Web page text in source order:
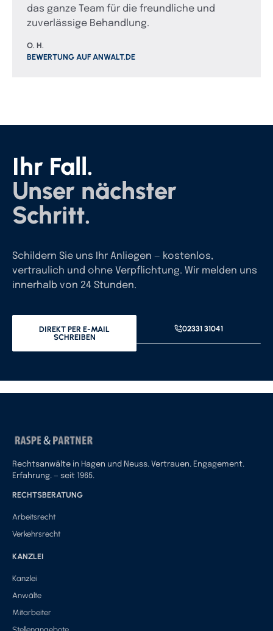
das ganze Team für die freundliche und
zuverlässige Behandlung.
O. H.
BEWERTUNG AUF ANWALT.DE
Ihr Fall.
Unser nächster
Schritt.
Schildern Sie uns Ihr Anliegen — kostenlos,
vertraulich und ohne Verpflichtung. Wir melden uns
innerhalb von 24 Stunden.
DIREKT PER E-MAIL
SCHREIBEN
02331 31041
Rechtsanwälte in Hagen und Neuss. Vertrauen. Engagement.
Erfahrung. — seit 1965.
RECHTSBERATUNG
Arbeitsrecht
Verkehrsrecht
KANZLEI
Kanzlei
Anwälte
Mitarbeiter